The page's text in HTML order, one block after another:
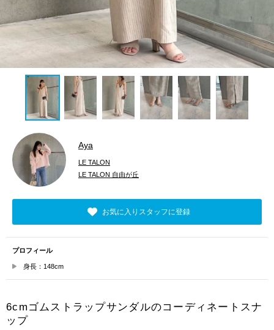
Aya
LE TALON
LE TALON 自由が丘
お気に入りスタッフに登録
プロフィール
身長：148cm
6cmゴムストラップサンダルのコーディネートスナ
ップ